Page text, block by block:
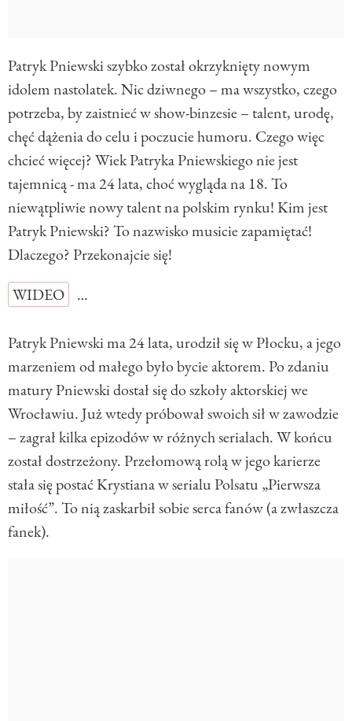
Patryk Pniewski szybko został okrzyknięty nowym
idolem nastolatek. Nic dziwnego – ma wszystko, czego
potrzeba, by zaistnieć w show-binzesie – talent, urodę,
chęć dążenia do celu i poczucie humoru. Czego więc
chcieć więcej? Wiek Patryka Pniewskiego nie jest
tajemnicą - ma 24 lata, choć wygląda na 18. To
niewątpliwie nowy talent na polskim rynku! Kim jest
Patryk Pniewski? To nazwisko musicie zapamiętać!
Dlaczego? Przekonajcie się!
WIDEO
…
Patryk Pniewski ma 24 lata, urodził się w Płocku, a jego
marzeniem od małego było bycie aktorem. Po zdaniu
matury Pniewski dostał się do szkoły aktorskiej we
Wrocławiu. Już wtedy próbował swoich sił w zawodzie
– zagrał kilka epizodów w różnych serialach. W końcu
został dostrzeżony. Przełomową rolą w jego karierze
stała się postać Krystiana w serialu Polsatu „Pierwsza
miłość”. To nią zaskarbił sobie serca fanów (a zwłaszcza
fanek).